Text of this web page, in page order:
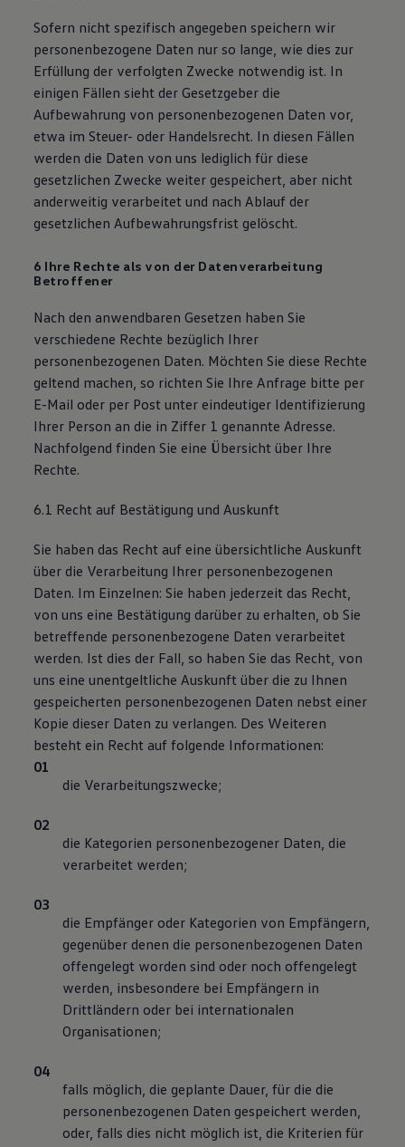
Sofern nicht spezifisch angegeben speichern wir
personenbezogene Daten nur so lange, wie dies zur
Erfüllung der verfolgten Zwecke notwendig ist. In
einigen Fällen sieht der Gesetzgeber die
Aufbewahrung von personenbezogenen Daten vor,
etwa im Steuer- oder Handelsrecht. In diesen Fällen
werden die Daten von uns lediglich für diese
gesetzlichen Zwecke weiter gespeichert, aber nicht
anderweitig verarbeitet und nach Ablauf der
gesetzlichen Aufbewahrungsfrist gelöscht.
6 Ihre Rechte als von der Datenverarbeitung
Betroffener
Nach den anwendbaren Gesetzen haben Sie
verschiedene Rechte bezüglich Ihrer
personenbezogenen Daten. Möchten Sie diese Rechte
geltend machen, so richten Sie Ihre Anfrage bitte per
E-Mail oder per Post unter eindeutiger Identifizierung
Ihrer Person an die in Ziffer 1 genannte Adresse.
Nachfolgend finden Sie eine Übersicht über Ihre
Rechte.
6.1 Recht auf Bestätigung und Auskunft
Sie haben das Recht auf eine übersichtliche Auskunft
über die Verarbeitung Ihrer personenbezogenen
Daten. Im Einzelnen: Sie haben jederzeit das Recht,
von uns eine Bestätigung darüber zu erhalten, ob Sie
betreffende personenbezogene Daten verarbeitet
werden. Ist dies der Fall, so haben Sie das Recht, von
uns eine unentgeltliche Auskunft über die zu Ihnen
gespeicherten personenbezogenen Daten nebst einer
Kopie dieser Daten zu verlangen. Des Weiteren
besteht ein Recht auf folgende Informationen:
die Verarbeitungszwecke;
die Kategorien personenbezogener Daten, die
verarbeitet werden;
die Empfänger oder Kategorien von Empfängern,
gegenüber denen die personenbezogenen Daten
offengelegt worden sind oder noch offengelegt
werden, insbesondere bei Empfängern in
Drittländern oder bei internationalen
Organisationen;
falls möglich, die geplante Dauer, für die die
personenbezogenen Daten gespeichert werden,
oder, falls dies nicht möglich ist, die Kriterien für